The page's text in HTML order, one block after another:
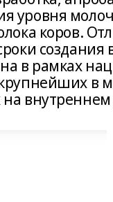
уровня
коров.
в рамках
в